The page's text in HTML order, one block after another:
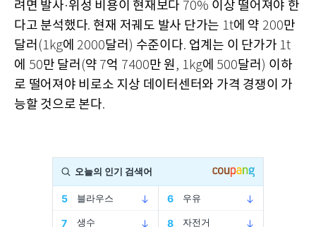
려면 발사·위성 비용이 현재보다 70% 이상 떨어져야 한
다고 분석했다. 현재 저궤도 발사 단가는 1t에 약 200만
달러 (1kg에 2000달러 ) 수준이다. 업계는 이 단가가 1t
에 50만 달러 (약 7억 7400만 원, 1kg에 500달러 ) 이하
로 떨어져야 비로소 지상 데이터센터와 가격 경쟁이 가
능할 것으로 본다.